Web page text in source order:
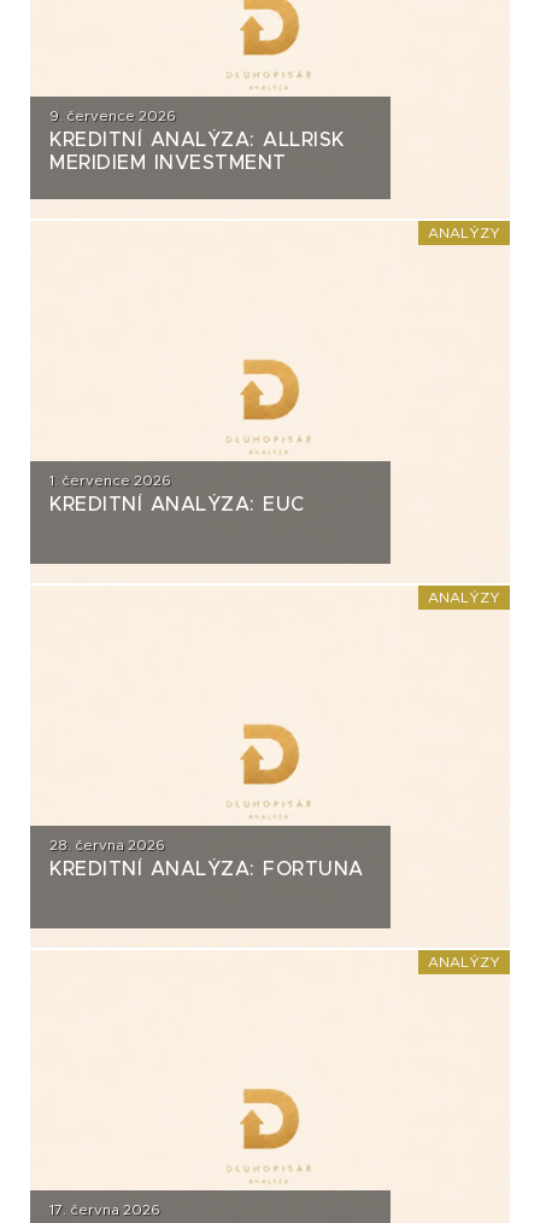
9. července 2026
KREDITNÍ ANALÝZA: ALLRISK
MERIDIEM INVESTMENT
ANALÝZY
1. července 2026
KREDITNÍ ANALÝZA: EUC
ANALÝZY
28. června 2026
KREDITNÍ ANALÝZA: FORTUNA
ANALÝZY
17. června 2026